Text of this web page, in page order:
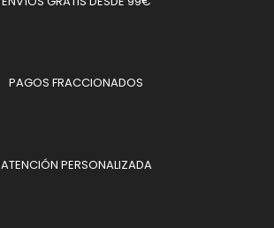
PAGOS FRACCIONADOS
ATENCIÓN PERSONALIZADA